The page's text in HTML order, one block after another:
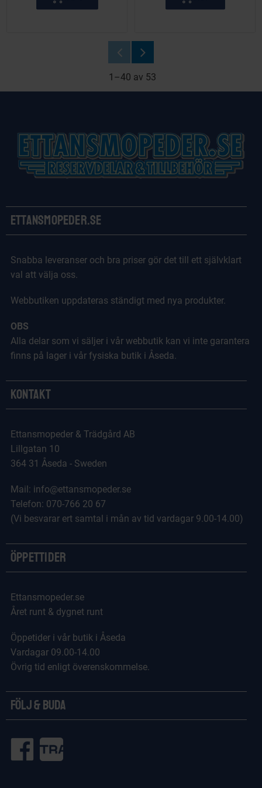
1–40 av 53
Ettansmopeder.se
Snabba leveranser och bra priser gör det till ett självklart
val att välja oss.
Webbutiken uppdateras ständigt med nya produkter.
OBS
Alla delar som vi säljer i vår webbutik kan vi inte garantera
finns på lager i vår fysiska butik i Åseda.
Kontakt
Ettansmopeder & Trädgård AB
Lillgatan 10
364 31 Åseda - Sweden
Mail: info@ettansmopeder.se
Telefon: 070-766 20 67
(Vi besvarar ert samtal i mån av tid vardagar 9.00-14.00)
Öppettider
Ettansmopeder.se
Året runt & dygnet runt
Öppetider i vår butik i Åseda
Vardagar 09.00-14.00
Övrig tid enligt överenskommelse.
Följ & Buda